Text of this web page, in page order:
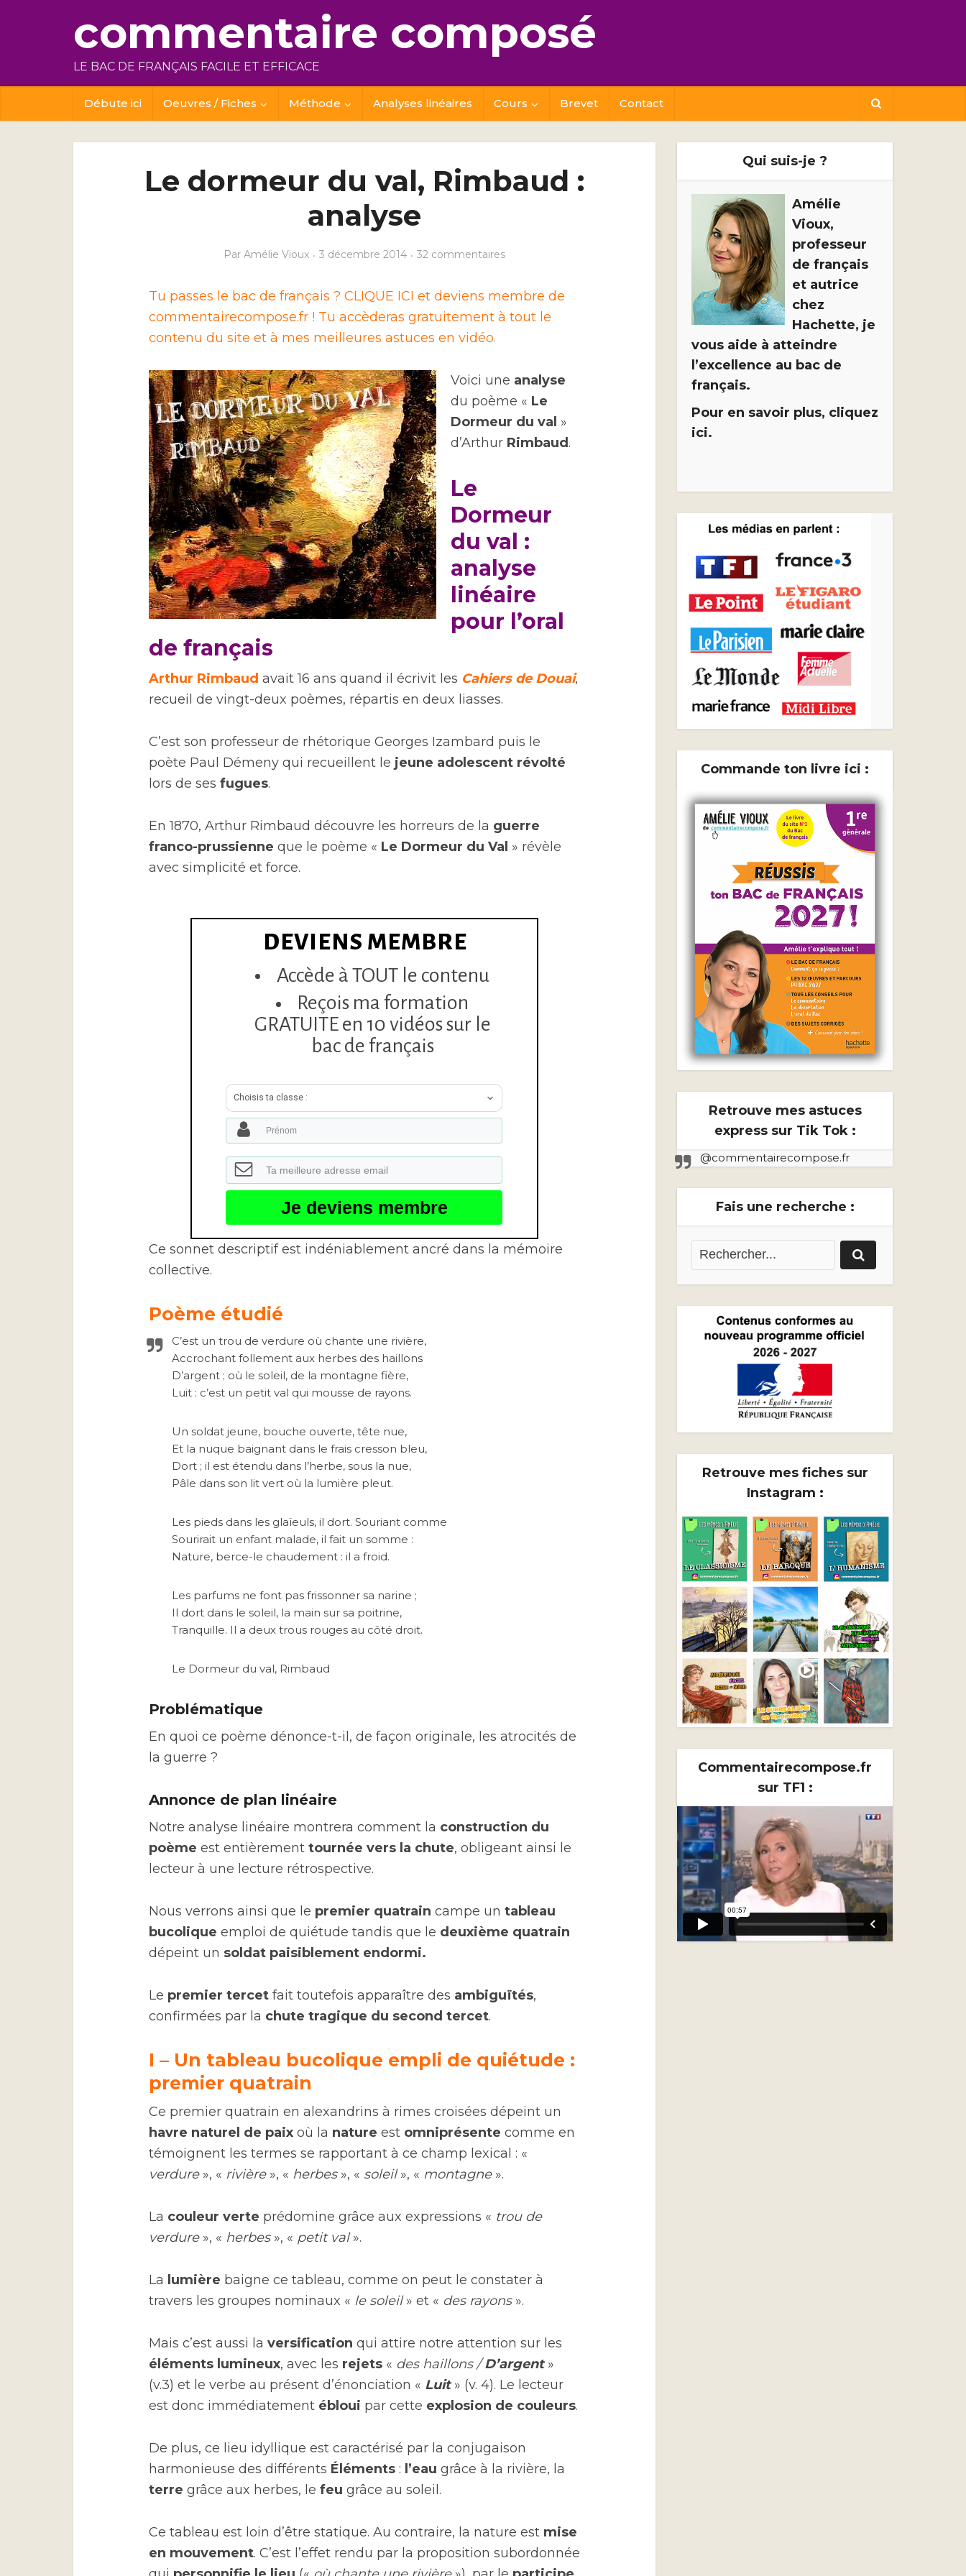
commentaire composé
LE BAC DE FRANÇAIS FACILE ET EFFICACE
Débute ici Oeuvres / Fiches Méthode Analyses linéaires Cours Brevet Contact
Le dormeur du val, Rimbaud :
analyse
Par Amélie Vioux 3 décembre 2014 32 commentaires
Tu passes le bac de français ? CLIQUE ICI et deviens membre de
commentairecompose.fr ! Tu accèderas gratuitement à tout le
contenu du site et à mes meilleures astuces en vidéo.
Voici une analyse
du poème « Le
Dormeur du val »
d’Arthur Rimbaud .
Le
Dormeur
du val :
analyse
linéaire
pour l’oral
de français
Arthur Rimbaud avait 16 ans quand il écrivit les Cahiers de Douai,
recueil de vingt-deux poèmes, répartis en deux liasses.
C’est son professeur de rhétorique Georges Izambard puis le
poète Paul Démeny qui recueillent le jeune adolescent révolté
lors de ses fugues.
En 1870, Arthur Rimbaud découvre les horreurs de la guerre
franco-prussienne que le poème « Le Dormeur du Val » révèle
avec simplicité et force.
DEVIENS MEMBRE
Accède à TOUT le contenu
Reçois ma formation
GRATUITE en 10 vidéos sur le
bac de français
Choisis ta classe :
Je deviens membre
Ce sonnet descriptif est indéniablement ancré dans la mémoire
collective.
Poème étudié
C’est un trou de verdure où chante une rivière,
Accrochant follement aux herbes des haillons
D’argent ; où le soleil, de la montagne fière,
Luit : c’est un petit val qui mousse de rayons.
Un soldat jeune, bouche ouverte, tête nue,
Et la nuque baignant dans le frais cresson bleu,
Dort ; il est étendu dans l’herbe, sous la nue,
Pâle dans son lit vert où la lumière pleut.
Les pieds dans les glaïeuls, il dort. Souriant comme
Sourirait un enfant malade, il fait un somme :
Nature, berce-le chaudement : il a froid.
Les parfums ne font pas frissonner sa narine ;
Il dort dans le soleil, la main sur sa poitrine,
Tranquille. Il a deux trous rouges au côté droit.
Le Dormeur du val, Rimbaud
Problématique
En quoi ce poème dénonce-t-il, de façon originale, les atrocités de
la guerre ?
Annonce de plan linéaire
Notre analyse linéaire montrera comment la construction du
poème est entièrement tournée vers la chute, obligeant ainsi le
lecteur à une lecture rétrospective.
Nous verrons ainsi que le premier quatrain campe un tableau
bucolique emploi de quiétude tandis que le deuxième quatrain
dépeint un soldat paisiblement endormi.
Le premier tercet fait toutefois apparaître des ambiguïtés,
confirmées par la chute tragique du second tercet.
I – Un tableau bucolique empli de quiétude :
premier quatrain
Ce premier quatrain en alexandrins à rimes croisées dépeint un
havre naturel de paix où la nature est omniprésente comme en
témoignent les termes se rapportant à ce champ lexical : «
verdure», « rivière», « herbes», « soleil», « montagne».
La couleur verte prédomine grâce aux expressions « trou de
verdure», « herbes», « petit val».
La lumière baigne ce tableau, comme on peut le constater à
travers les groupes nominaux « le soleil» et « des rayons».
Mais c’est aussi la versification qui attire notre attention sur les
éléments lumineux, avec les rejets « des haillons /D’argent»
(v.3) et le verbe au présent d’énonciation « Luit » (v. 4). Le lecteur
est donc immédiatement ébloui par cette explosion de couleurs.
De plus, ce lieu idyllique est caractérisé par la conjugaison
harmonieuse des différents Éléments : l’eau grâce à la rivière, la
terre grâce aux herbes, le feu grâce au soleil.
Ce tableau est loin d’être statique. Au contraire, la nature est mise
en mouvement. C’est l’effet rendu par la proposition subordonnée
Qui suis-je ?
Amélie
Vioux,
professeur
de français
et autrice
chez
Hachette, je
vous aide à atteindre
l’excellence au bac de
français.
Pour en savoir plus, cliquez
ici.
Commande ton livre ici :
Retrouve mes astuces
express sur Tik Tok :
@commentairecompose.fr
Fais une recherche :
Retrouve mes fiches sur
Instagram :
Commentairecompose.fr
sur TF1 :